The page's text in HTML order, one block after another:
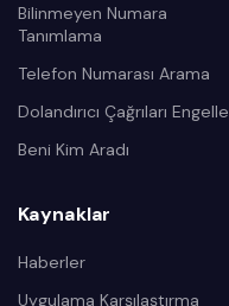
Bilinmeyen Numara
Tanımlama
Telefon Numarası Arama
Dolandırıcı Çağrıları Engelle
Beni Kim Aradı
Kaynaklar
Haberler
Uygulama Karşılaştırma